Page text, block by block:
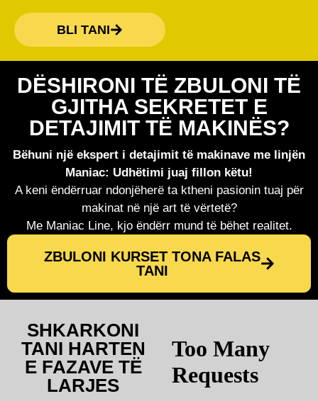
BLI TANI
DËSHIRONI TË ZBULONI TË
GJITHA SEKRETET E
DETAJIMIT TË MAKINËS?
Bëhuni një ekspert i detajimit të makinave me linjën
Maniac: Udhëtimi juaj fillon këtu!
A keni ëndërruar ndonjëherë ta ktheni pasionin tuaj për
makinat në një art të vërtetë?
Me Maniac Line, kjo ëndërr mund të bëhet realitet.
ZBULONI KURSET TONA FALAS
TANI
SHKARKONI
TANI HARTEN
E FAZAVE TË
LARJES